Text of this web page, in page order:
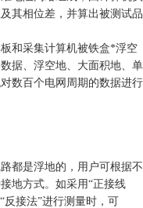
其相位差，并算出被测试品
和采集计算机被铁盒*浮空
据、浮空地、大面积地、单
数百个电网周期的数据进行
都是浮地的，用户可根据不
地方式。如采用“正接线
反接法”进行测量时，可